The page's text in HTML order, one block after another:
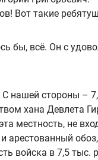
Вот такие
бы, всё. Он с
нашей стороны –
хана Девлета
местность, не
арестованный
войска в 7,5 тыс.